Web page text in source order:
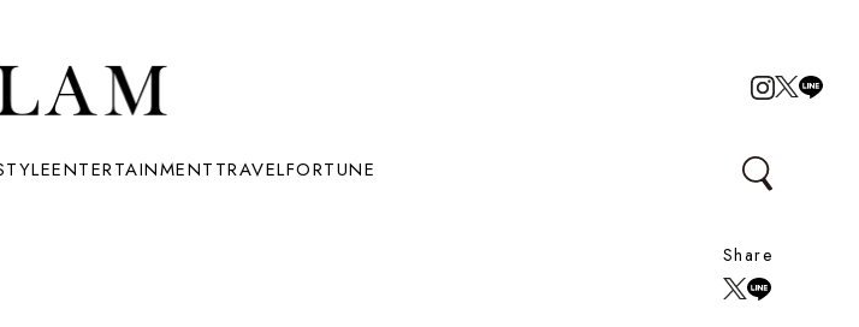
ENTERTAINMENTTRAVELFORTUNE
Share